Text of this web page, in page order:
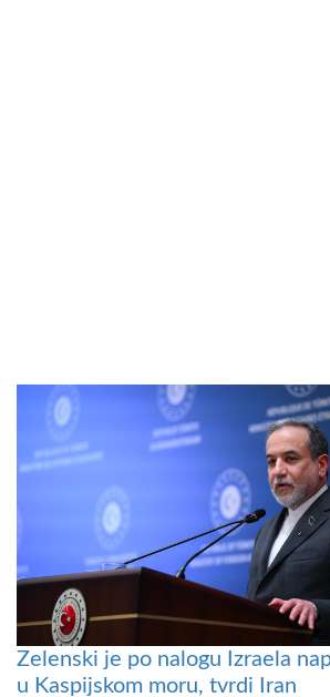
Zelenski je po nalogu Izraela
u Kaspijskom moru, tvrdi Iran